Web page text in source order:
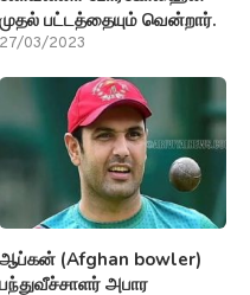
முதல் பட்டத்தையும் வென்றார்.
27/03/2023
ஆப்கன் (Afghan bowler)
பந்துவீச்சாளர் அபார